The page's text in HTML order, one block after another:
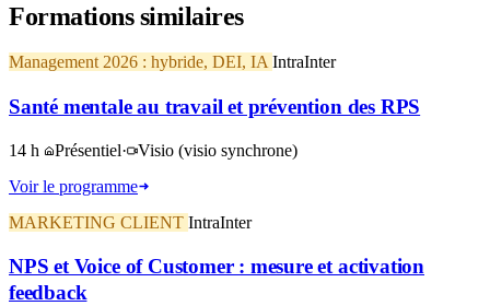
Formations similaires
Management 2026 : hybride, DEI, IAIntraInter
Santé mentale au travail et prévention des RPS
14 h Présentiel· Visio (visio synchrone)
Voir le programme
MARKETING CLIENT IntraInter
NPS et Voice of Customer : mesure et activation
feedback